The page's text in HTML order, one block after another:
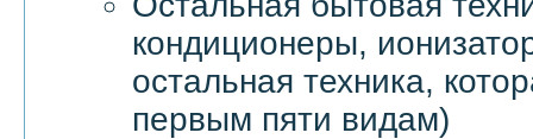
кондиционеры,
остальная техника,
первым пяти видам)